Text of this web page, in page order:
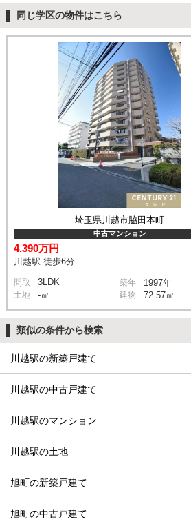
同じ学区の物件はこちら
埼玉県川越市脇田本町
中古マンション
4,390万円
川越駅 徒歩6分
間取 3LDK 築年 1997年
土地 -㎡ 建物 72.57㎡
類似の条件から検索
川越駅の新築戸建て
川越駅の中古戸建て
川越駅のマンション
川越駅の土地
旭町の新築戸建て
旭町の中古戸建て